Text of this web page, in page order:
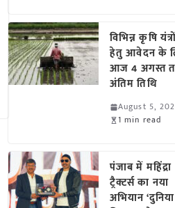
विभिन्न कृषि यंत्रों
हेतु आवेदन के
आज 4 अगस्त
अंतिम तिथि
August 5,
1 min read
पंजाब में महिंद्रा
ट्रैक्टर्स का नया
अभियान ‘दुनिया